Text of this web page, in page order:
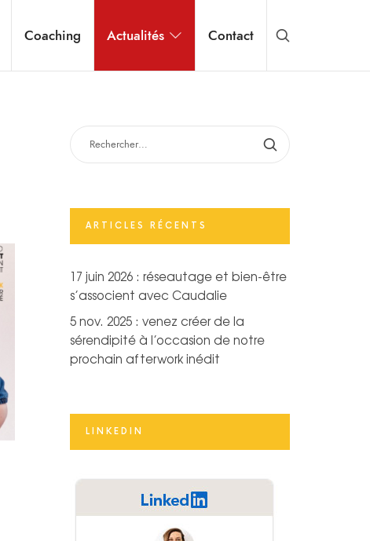
Coaching Actualités Contact
RECHERCHER :
ARTICLES RÉCENTS
17 juin 2026 : réseautage et bien-être
s’associent avec Caudalie
5 nov. 2025 : venez créer de la
sérendipité à l’occasion de notre
prochain afterwork inédit
LINKEDIN